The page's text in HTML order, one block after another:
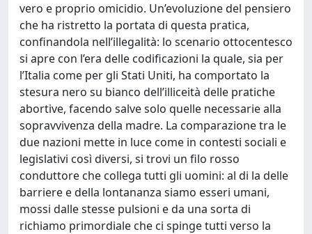
vero e proprio omicidio. Un’evoluzione del pensiero
che ha ristretto la portata di questa pratica,
confinandola nell’illegalità: lo scenario ottocentesco
si apre con l’era delle codificazioni la quale, sia per
l’Italia come per gli Stati Uniti, ha comportato la
stesura nero su bianco dell’illiceità delle pratiche
abortive, facendo salve solo quelle necessarie alla
sopravvivenza della madre. La comparazione tra le
due nazioni mette in luce come in contesti sociali e
legislativi così diversi, si trovi un filo rosso
conduttore che collega tutti gli uomini: al di la delle
barriere e della lontananza siamo esseri umani,
mossi dalle stesse pulsioni e da una sorta di
richiamo primordiale che ci spinge tutti verso la